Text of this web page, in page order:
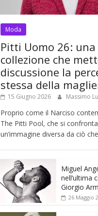
Moda
Pitti Uomo 26: una
collezione che
discussione la
stessa della
15 Giugno 2026 Massimo
Proprio come il Narciso
The Pitti Pool, che si
un’immagine diversa da ciò
Miguel
nell’ultima
Giorgio
26 Maggio